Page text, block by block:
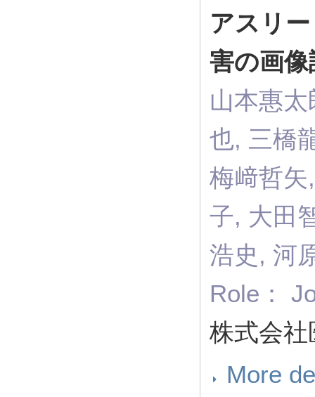
アスリ
害の画
山本惠
也, 三橋
梅﨑哲
子, 大田
浩史, 河
Role：
株式会
More